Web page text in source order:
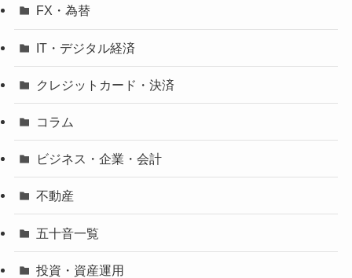
FX・為替
IT・デジタル経済
クレジットカード・決済
コラム
ビジネス・企業・会計
不動産
五十音一覧
投資・資産運用